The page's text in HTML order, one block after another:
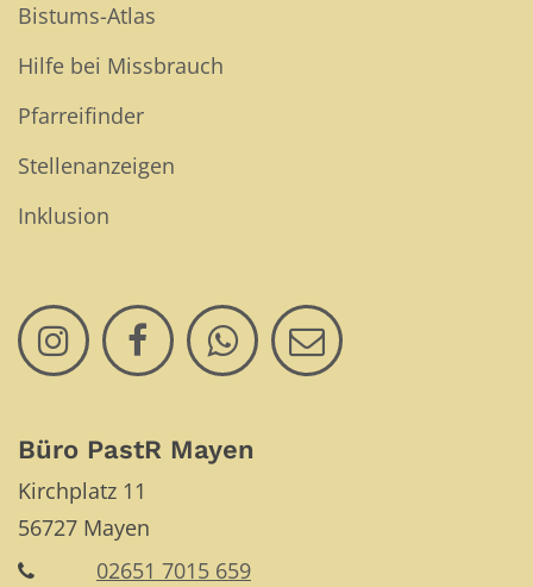
Bistums-Atlas
Hilfe bei Missbrauch
Pfarreifinder
Stellenanzeigen
Inklusion
Büro PastR Mayen
Kirchplatz 11
56727 Mayen
02651 7015 659